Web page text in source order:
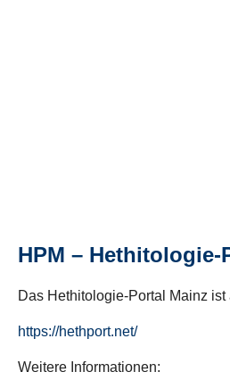
HPM – Hethitologie-
Das Hethitologie-Portal Mainz
https://hethport.net/
Weitere Informationen: